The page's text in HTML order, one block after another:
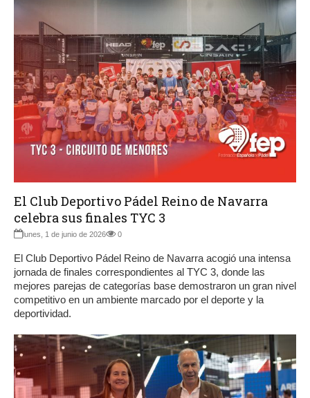
El Club Deportivo Pádel Reino de Navarra
celebra sus finales TYC 3
lunes, 1 de junio de 2026 0
El Club Deportivo Pádel Reino de Navarra acogió una intensa
jornada de finales correspondientes al TYC 3, donde las
mejores parejas de categorías base demostraron un gran nivel
competitivo en un ambiente marcado por el deporte y la
deportividad.